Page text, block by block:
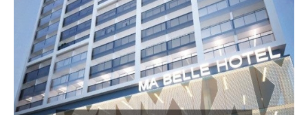
Phối cảnh dự án khách sạn
MaBelle Hotel. Công trình tọa lạc
tại đường Võ Nguyên Giáp - Quận
Sơn Trà - TP. Đà Nẵng. Khách sạn
với thiết kế 25 tầng.